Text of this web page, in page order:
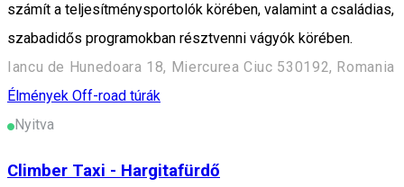
számít a teljesítménysportolók körében, valamint a családias,
szabadidős programokban résztvenni vágyók körében.
Iancu de Hunedoara 18, Miercurea Ciuc 530192, Romania
Élmények Off-road túrák
Nyitva
Climber Taxi - Hargitafürdő